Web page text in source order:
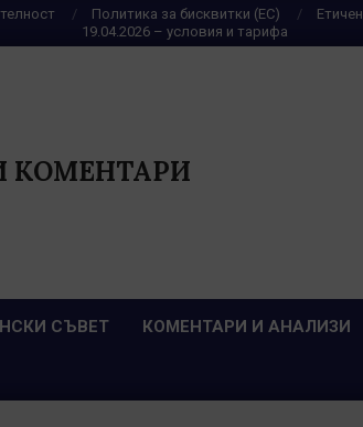
Политика за бисквитки (ЕС)
19.04.2026 – условия и тарифа
КОМЕНТАРИ
СЪВЕТ КОМЕНТАРИ И АНАЛИЗИ